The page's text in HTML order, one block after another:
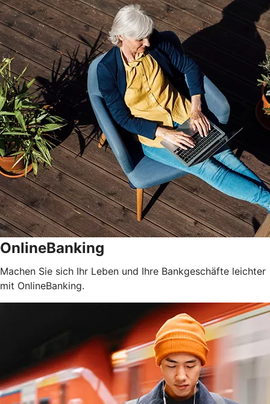
OnlineBanking
Machen Sie sich Ihr Leben und Ihre Bankgeschäfte leichter
mit OnlineBanking.